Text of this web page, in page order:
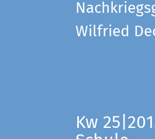
Wilfried
Kw